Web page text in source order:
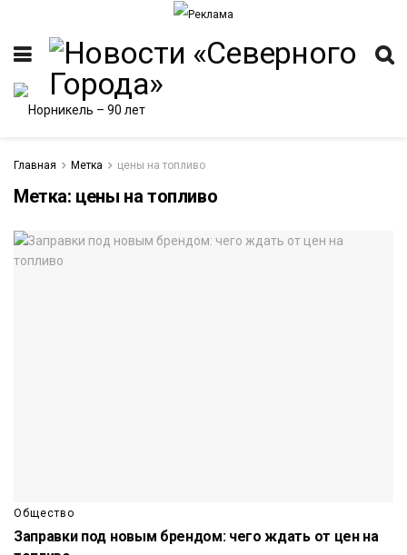
Главная Метка цены на топливо
Метка: цены на топливо
Общество
Заправки под новым брендом: чего ждать от цен на